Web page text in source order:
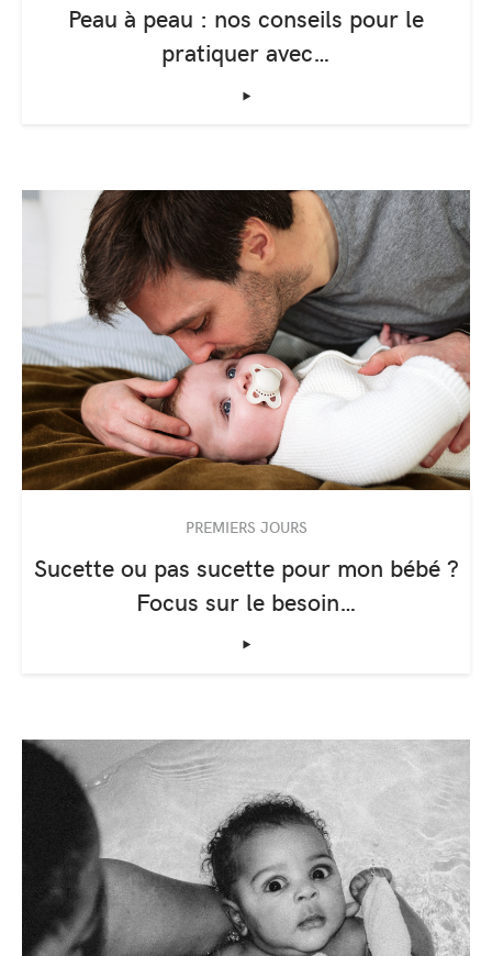
Peau à peau : nos conseils pour le
pratiquer avec…
‣
PREMIERS JOURS
Sucette ou pas sucette pour mon bébé ?
Focus sur le besoin…
‣